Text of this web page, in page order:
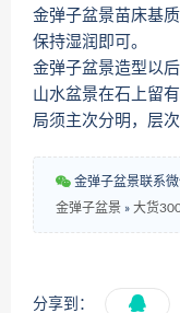
金弹子盆景苗床基
保持湿润即可。
金弹子盆景造型以
山水盆景在石上留
局须主次分明，层
金弹子盆景联系
金弹子盆景 » 大货
分享到：